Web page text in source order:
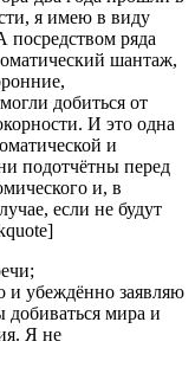
я имею в виду
ряда
шантаж,
добиться от
И это одна
и
подотчётны перед
и, в
если не будут
и убеждённо заявляю
мира и
Я не